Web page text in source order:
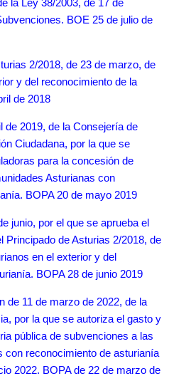
la Ley 38/2003, de 17 de
BOE 25 de julio de
2/2018, de 23 de marzo, de
y del reconocimiento de la
de 2018
de 2019, de la Consejería de
Ciudadana, por la que se
para la concesión de
Asturianas con
BOPA 20 de mayo 2019
junio, por el que se aprueba el
Principado de Asturias 2/2018, de
en el exterior y del
BOPA 28 de junio 2019
de 11 de marzo de 2022, de la
por la que se autoriza el gasto y
pública de subvenciones a las
con reconocimiento de asturianía
2022. BOPA de 22 de marzo de